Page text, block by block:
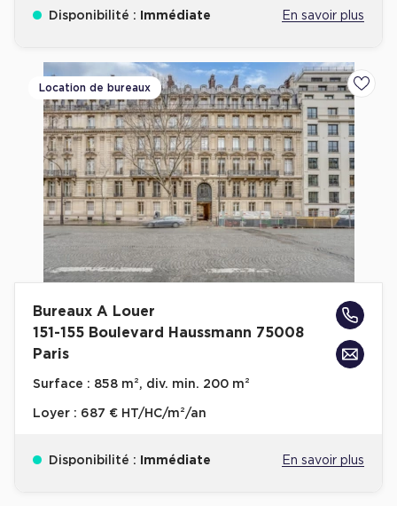
Guide & Conseils
Livrets blancs & Études
Cas Clients
Disponibilité : Immédiate En savoir plus
Location de bureaux
Bureaux A Louer
151-155 Boulevard Haussmann 75008
Paris
Surface : 858 m², div. min. 200 m²
Loyer : 687 € HT/HC/m²/an
Disponibilité : Immédiate En savoir plus